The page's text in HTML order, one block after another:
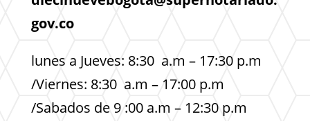
gov.co
lunes a Jueves: 8:30 a.m – 17:30 p.m
/Viernes: 8:30 a.m – 17:00 p.m
/Sabados de 9 :00 a.m – 12:30 p.m